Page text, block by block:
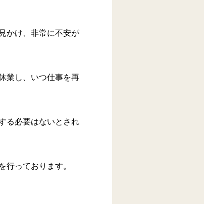
かけ、非常に不安が
業し、いつ仕事を再
る必要はないとされ
行っております。